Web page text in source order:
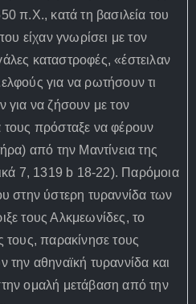
π.Χ., κατά τη βασιλεία του
είχαν γνωρίσει με τον
καταστροφές, «έστειλαν
για να ρωτήσουν τι
για να ζήσουν με τον
πρόσταξε να φέρουν
από την Μαντίνεια της
7, 1319 b 18-22). Παρόμοια
στην ύστερη τυραννίδα των
τους Αλκμεωνίδες, το
τους, παρακίνησε τους
την αθηναϊκή τυραννίδα και
ομαλή μετάβαση από την